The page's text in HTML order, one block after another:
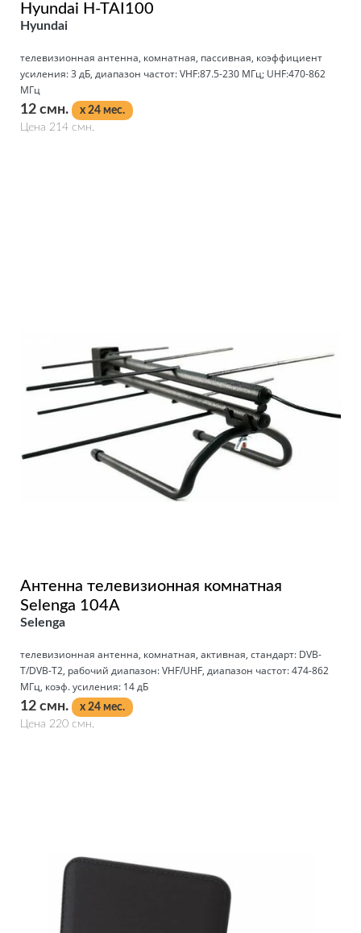
Hyundai H-TAI100
Hyundai
телевизионная антенна, комнатная, пассивная, коэффициент
усиления: 3 дБ, диапазон частот: VHF:87.5-230 МГц; UHF:470-862
МГц
12 смн.
x 24 мес.
Цена 214 смн.
Антенна телевизионная комнатная
Selenga 104A
Selenga
телевизионная антенна, комнатная, активная, стандарт: DVB-
T/DVB-T2, рабочий диапазон: VHF/UHF, диапазон частот: 474-862
МГц, коэф. усиления: 14 дБ
12 смн.
x 24 мес.
Цена 220 смн.